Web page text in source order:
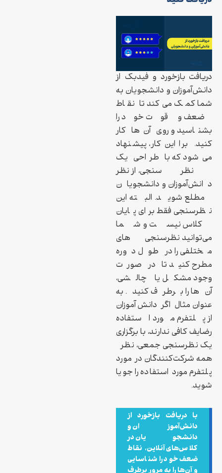
دریافت بازخورد و فیدبک از
دانش‌آموزان و دانشجویان به
شما کمک می‌کند تا نقاط
ضعف و قوت خود را
بشناسید و روی آن‌ها کار
کنید. برا این کار، پیشنهاد
می‌شود که با طراحی یک
نظرسنجی، از نظر
دانش‌آموزان و دانشجویان
مطلع شوید. البته این
نظرسنجی فقط برای پایان
کلاس نیست و شما
می‌توانید نظرسنجی‌های
مختلفی را در طول دوره
مطرح کنید تا در صورت
وجود مشکل یا چالشی،
آن‌ها را برطرف کنید. به
عنوان مثال اگر دانش‌آموزان
از پلتفرم مورد استفاده
رضایف کافی ندارند، با برگزاری
یک نظرسنجی جمعی، نظر
همه شرکت‌کنندگان در مورد
پلتفرم مورد استفاده را جویا
شوید.
با دریافت بازخورد از
دانش‌آموزان و
دانشجویان در
کلاس‌های آنلاین، نقاط
ضعف خود را شناسایی
و آن‌ها را به مرور برطرف